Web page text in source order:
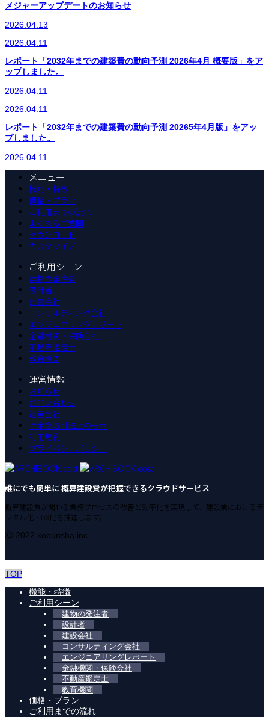
メジャーアップデートのお知らせ
2026.04.13
2026.04.11
レポート「2032年までの建築費の動向予測 2026年4月 概要版」をア
ップしました。
2026.04.11
2026.04.11
レポート「2032年までの建築費の動向予測 20265年4月版」をアッ
プしました。
2026.04.11
メニュー
機能・特徴
価格・プラン
ご利用までの流れ
よくあるご質問
ダウンロード
カスタマイズ
ご利用シーン
建物の発注者
設計者
建設会社
コンサルティング会社
エンジニアリングレポート
金融機関・保険会社
不動産鑑定士
教育機関
運営情報
お知らせ
お問い合わせ
運営会社
特定商取引法上の表示
利用規約
プライバシーポリシー
誰にでも簡単に 概算建設費が把握できるクラウドサービス
概算建設費が関わる業務プロセスの改善と効率化を実現して、建設業におけるデ
ジタル化・DX化を推進します。
Ⓒ 2022 kobunsha.inc
TOP
機能・特徴
ご利用シーン
建物の発注者
設計者
建設会社
コンサルティング会社
エンジニアリングレポート
金融機関・保険会社
不動産鑑定士
教育機関
価格・プラン
ご利用までの流れ